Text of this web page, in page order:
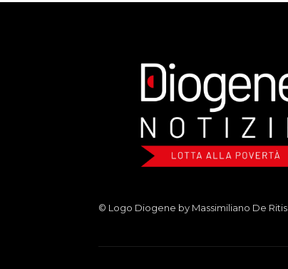
© Logo Diogene by Massimiliano De Ritis